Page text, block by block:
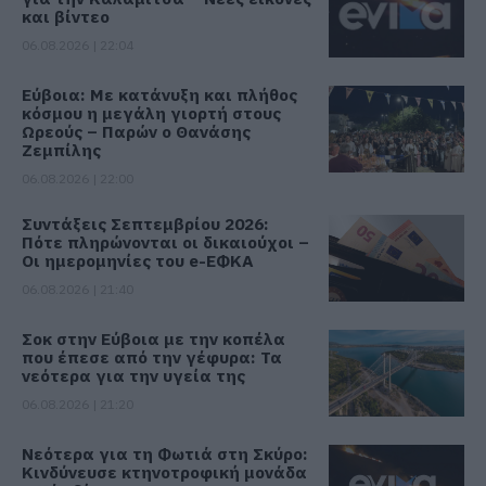
και βίντεο
Εύβοια: Με κατάνυξη και πλήθος
κόσμου η μεγάλη γιορτή στους
Ωρεούς – Παρών ο Θανάσης
Ζεμπίλης
Συντάξεις Σεπτεμβρίου 2026:
Πότε πληρώνονται οι δικαιούχοι –
Οι ημερομηνίες του e-ΕΦΚΑ
Σοκ στην Εύβοια με την κοπέλα
που έπεσε από την γέφυρα: Τα
νεότερα για την υγεία της
Νεότερα για τη Φωτιά στη Σκύρο:
Κινδύνευσε κτηνοτροφική μονάδα